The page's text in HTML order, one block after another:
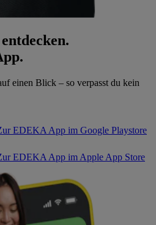
einen Blick – so verpasst du kein
EDEKA App im Google Playstore
EDEKA App im Apple App Store